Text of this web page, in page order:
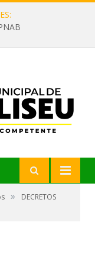
»
DECRETOS